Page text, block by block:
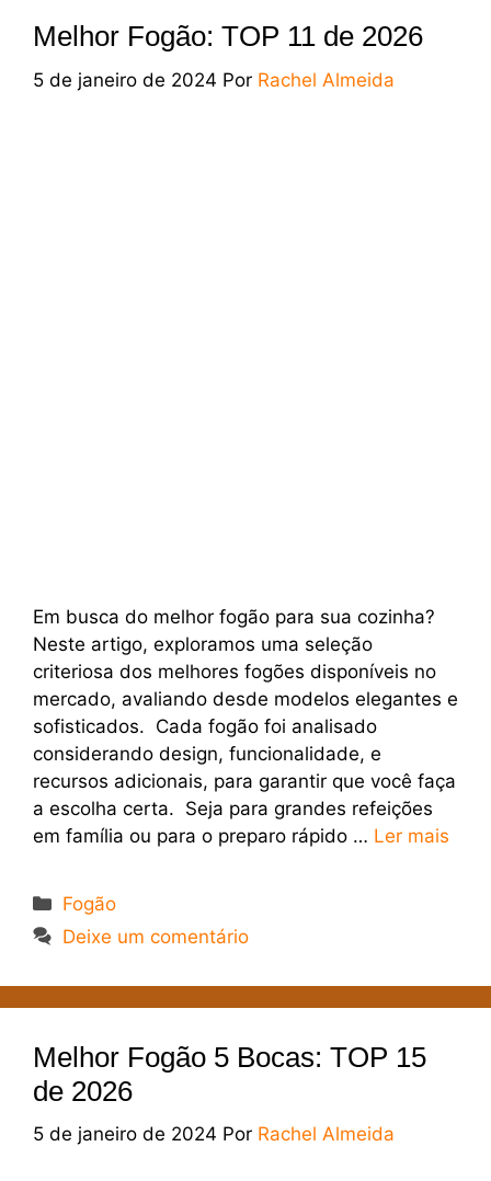
Melhor Fogão: TOP 11 de 2026
5 de janeiro de 2024 Por Rachel Almeida
Em busca do melhor fogão para sua cozinha?
Neste artigo, exploramos uma seleção
criteriosa dos melhores fogões disponíveis no
mercado, avaliando desde modelos elegantes e
sofisticados. Cada fogão foi analisado
considerando design, funcionalidade, e
recursos adicionais, para garantir que você faça
a escolha certa. Seja para grandes refeições
em família ou para o preparo rápido … Ler mais
Categorias
Fogão
Deixe um comentário
Melhor Fogão 5 Bocas: TOP 15
de 2026
5 de janeiro de 2024 Por Rachel Almeida